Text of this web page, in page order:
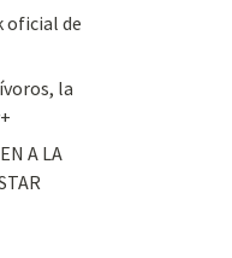
oficial de
la
A LA